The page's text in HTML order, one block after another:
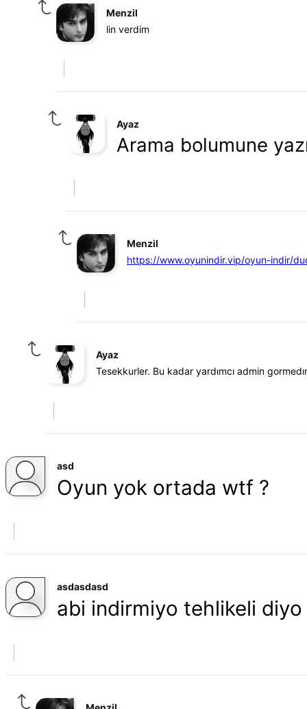
Menzil
lin verdim
Ayaz
Arama bolumune
Menzil
https://www.oyunindir.vip/oyun-indir/
Ayaz
Tesekkurler. Bu kadar yardımcı admin
asd
Oyun yok ortada wtf ?
asdasdasd
abi indirmiyo tehlikeli